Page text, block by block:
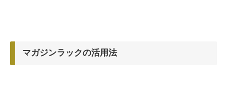
マガジンラックの活用法